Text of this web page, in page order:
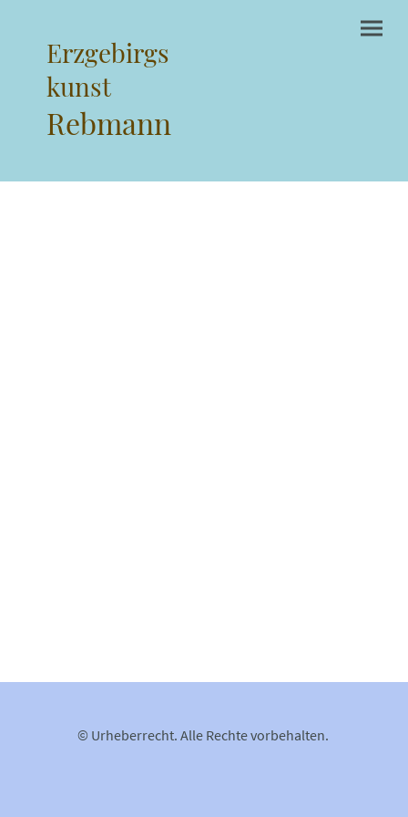
Erzgebirgs
kunst
Rebmann
© Urheberrecht. Alle Rechte vorbehalten.